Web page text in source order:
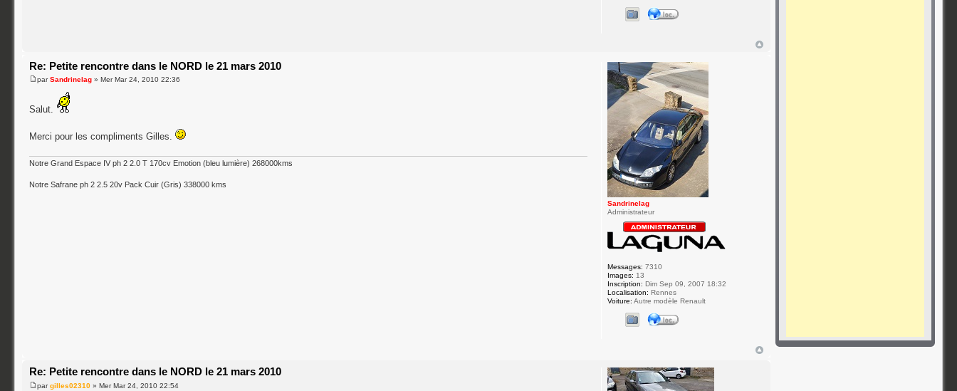
Re: Petite rencontre dans le NORD le 21 mars 2010
parSandrinelag » Mer Mar 24, 2010 22:36
Salut.
Merci pour les compliments Gilles.
Notre Grand Espace IV ph 2 2.0 T 170cv Emotion (bleu lumière) 268000kms
Notre Safrane ph 2 2.5 20v Pack Cuir (Gris) 338000 kms
Sandrinelag
Administrateur
Messages: 7310
Images: 13
Inscription: Dim Sep 09, 2007 18:32
Localisation: Rennes
Voiture: Autre modèle Renault
Re: Petite rencontre dans le NORD le 21 mars 2010
pargilles02310 » Mer Mar 24, 2010 22:54